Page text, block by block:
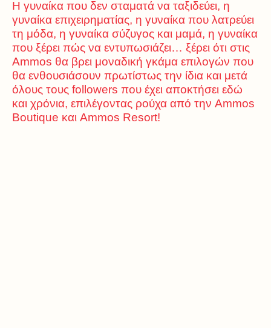
Η γυναίκα που δεν σταματά να ταξιδεύει, η
γυναίκα επιχειρηματίας, η γυναίκα που λατρεύει
τη μόδα, η γυναίκα σύζυγος και μαμά, η γυναίκα
που ξέρει πώς να εντυπωσιάζει… ξέρει ότι στις
Ammos θα βρει μοναδική γκάμα επιλογών που
θα ενθουσιάσουν πρωτίστως την ίδια και μετά
όλους τους followers που έχει αποκτήσει εδώ
και χρόνια, επιλέγοντας ρούχα από την Ammos
Boutique και Ammos Resort!